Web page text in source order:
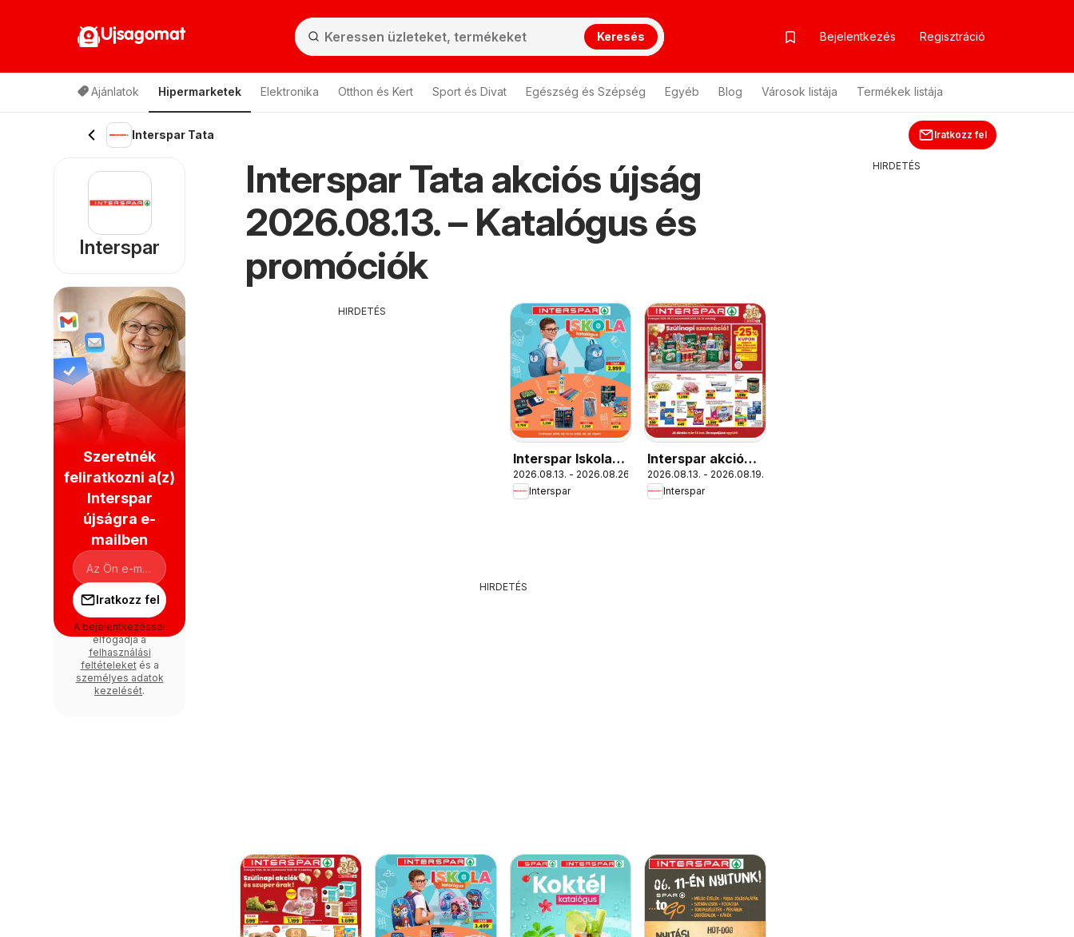
Ujsagomat Keresés Bejelentkezés Regisztráció
Ajánlatok Hipermarketek Elektronika Otthon és Kert Sport és Divat Egészség és Szépség Egyéb Blog Városok listája Termékek listája
Interspar Tata Iratkozz fel
Interspar Tata akciós újság
2026.08.13. – Katalógus és
promóciók
HIRDETÉS
Interspar Iskola
katalógus
2026.08.13. - 2026.08.26.
Interspar
Interspar akciós
újság
2026.08.13. - 2026.08.19.
Interspar
HIRDETÉS
Interspar
Szeretnék
feliratkozni a(z)
Interspar
újságra e-
mailben
Iratkozz fel
A bejelentkezéssel
elfogadja a
felhasználási
feltételeketés a
személyes adatok
kezelését.
HIRDETÉS